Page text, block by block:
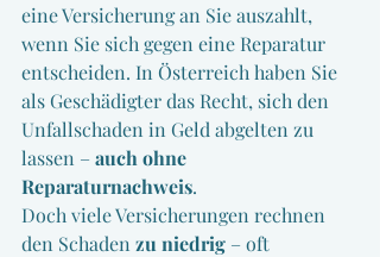
eine Versicherung an Sie auszahlt,
wenn Sie sich gegen eine Reparatur
entscheiden. In Österreich haben Sie
als Geschädigter das Recht, sich den
Unfallschaden in Geld abgelten zu
lassen – auch ohne
Reparaturnachweis.
Doch viele Versicherungen rechnen
den Schaden zu niedrig – oft